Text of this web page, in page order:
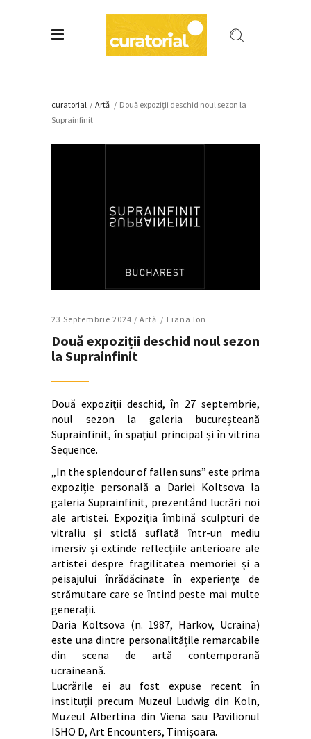
curatorial / Artǎ / Două expoziții deschid noul sezon la
Suprainfinit
23 Septembrie 2024 / Artǎ Liana Ion
Două expoziții deschid noul sezon
la Suprainfinit
Două expoziții deschid, în 27 septembrie,
noul sezon la galeria bucureșteană
Suprainfinit, în spațiul principal și în vitrina
Sequence.
„In the splendour of fallen suns” este prima
expoziție personală a Dariei Koltsova la
galeria Suprainfinit, prezentând lucrări noi
ale artistei. Expoziția îmbină sculpturi de
vitraliu și sticlă suflată într-un mediu
imersiv și extinde reflecțiile anterioare ale
artistei despre fragilitatea memoriei și a
peisajului înrădăcinate în experiențe de
strămutare care se întind peste mai multe
generații.
Daria Koltsova (n. 1987, Harkov, Ucraina)
este una dintre personalitățile remarcabile
din scena de artă contemporană
ucraineană.
Lucrările ei au fost expuse recent în
instituții precum Muzeul Ludwig din Koln,
Muzeul Albertina din Viena sau Pavilionul
ISHO D, Art Encounters, Timișoara.